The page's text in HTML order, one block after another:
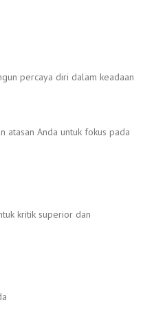
percaya diri dalam keadaan
atasan Anda untuk fokus pada
kritik superior dan